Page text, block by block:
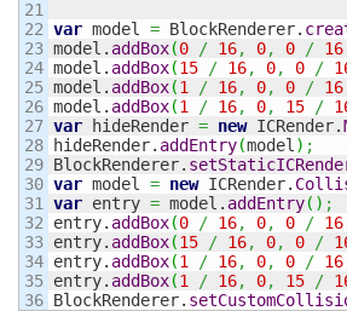
21
22
23
24
25
26
27
28
29
30
31
32
33
34
35
var model = BlockRenderer.
model. addBox(0 / 16, 0, 0 / 16
model. addBox(15 / 16, 0, 0 /
model. addBox(1 / 16, 0, 0 / 16
model. addBox(1 / 16, 0, 15 /
var hideRender = new ICRender.
hideRender. addEntry(model ) ;
BlockRenderer.
var model = new ICRender.
var entry = model. addEntry( ) ;
entry. addBox(0 / 16, 0, 0 / 16
entry. addBox(15 / 16, 0, 0 /
entry. addBox(1 / 16, 0, 0 / 16
entry. addBox(1 / 16, 0, 15 /
BlockRenderer.